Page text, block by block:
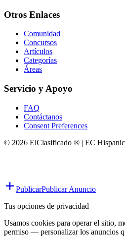
Otros Enlaces
Comunidad
Concursos
Artículos
Categorías
Áreas
Servicio y Apoyo
FAQ
Contáctanos
Consent Preferences
© 2026 ElClasificado ® | EC
PublicarPublicar Anuncio
Tus opciones de privacidad
Usamos cookies para operar el sitio,
permiso — personalizar los anuncios